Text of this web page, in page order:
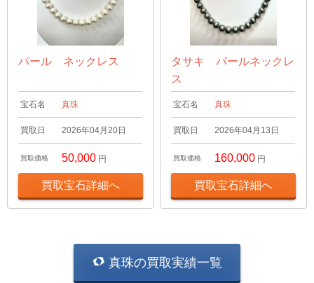
パール ネックレス
宝石名 真珠
買取日 2026年04月20日
買取価格 50,000 円
買取宝石詳細へ
タサキ パールネックレ
ス
宝石名 真珠
買取日 2026年04月13日
買取価格 160,000 円
買取宝石詳細へ
真珠の買取実績一覧